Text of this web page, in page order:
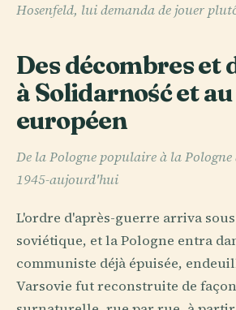
Hosenfeld, lui demanda de jouer
Des décombres et
à Solidarność et
européen
De la Pologne populaire à la Pologne
1945-aujourd'hui
L'ordre d'après-guerre arriva
soviétique, et la Pologne entra
communiste déjà épuisée,
Varsovie fut reconstruite de